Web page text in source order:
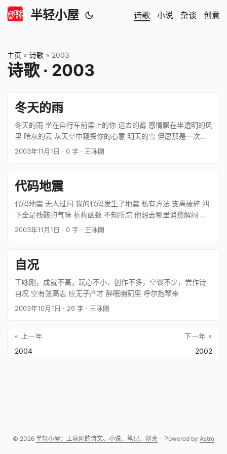
半轻小屋 诗歌 小说 杂谈 创意
主页 » 诗歌 » 2003
诗歌 · 2003
冬天的雨
冬天的雨 坐在自行车前梁上的你 远去的雾 感情飘在半透明的风
里 暗灰的云 从天空中窥探你的心意 明天的雪 但愿那是一次新
的洗礼 冬天的雨 举着绒毛玩具发呆的你 迷茫的眼 四十和弦中
2003年11月1日 · 0 字 · 王咏刚
代码地震
代码地震 无人过问 我的代码发生了地震 私有方法 支离破碎 四
下全是残骸的气味 析构函数 不知所踪 他想去哪里消愁解闷 全
局变量 孤立无援 昨天不还要奋勇向前 委托关系 不伦不类 胖瘦
2003年11月1日 · 0 字 · 王咏刚
自况
王咏刚，成就不高，玩心不小，创作不多，空谈不少，尝作诗
自况 空有弦高志 应无子产才 醉眠幽蓟里 呼尔抱琴来
2003年10月1日 · 26 字 · 王咏刚
« 上一年
2004
下一年 »
2002
© 2026 半轻小屋：王咏刚的诗文、小说、笔记、创意 · Powered by Astro